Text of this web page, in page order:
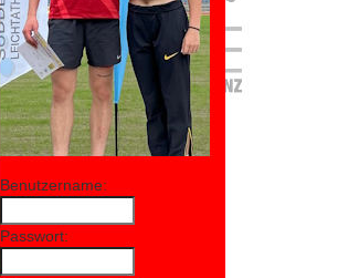
Benutzername:
Passwort: